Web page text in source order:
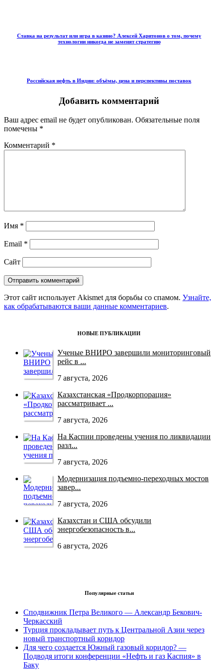
Ставка на результат или игра в казино? Алексей Харитонов о том, почему
технологии никогда не заменят стратегию
Российская нефть в Индии: объёмы, цена и перспективы поставок
Добавить комментарий
Ваш адрес email не будет опубликован. Обязательные поля
помечены *
Комментарий *
Имя *
Email *
Сайт
Этот сайт использует Akismet для борьбы со спамом. Узнайте,
как обрабатываются ваши данные комментариев.
НОВЫЕ ПУБЛИКАЦИИ
Ученые ВНИРО завершили мониторинговый
рейс в ...
7 августа, 2026
Казахстанская «Продкорпорация»
рассматривает ...
7 августа, 2026
На Каспии проведены учения по ликвидации
разл...
7 августа, 2026
Модернизация подъемно-переходных мостов
завер...
7 августа, 2026
Казахстан и США обсудили
энергобезопасность в...
6 августа, 2026
Популярные статьи
Сподвижник Петра Великого — Александр Бекович-
Черкасский
Турция прокладывает путь к Центральной Азии через
новый транспортный коридор
Для чего создается Южный газовый коридор? —
Подводя итоги конференции «Нефть и газ Каспия» в
Баку